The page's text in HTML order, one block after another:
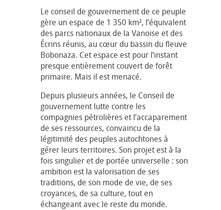
Le conseil de gouvernement de ce peuple
gère un espace de 1 350 km², l’équivalent
des parcs nationaux de la Vanoise et des
Écrins réunis, au cœur du bassin du fleuve
Bobonaza. Cet espace est pour l’instant
presque entièrement couvert de forêt
primaire. Mais il est menacé.
Depuis plusieurs années, le Conseil de
gouvernement lutte contre les
compagnies pétrolières et l’accaparement
de ses ressources, convaincu de la
légitimité des peuples autochtones à
gérer leurs territoires. Son projet est à la
fois singulier et de portée universelle : son
ambition est la valorisation de ses
traditions, de son mode de vie, de ses
croyances, de sa culture, tout en
échangeant avec le reste du monde.